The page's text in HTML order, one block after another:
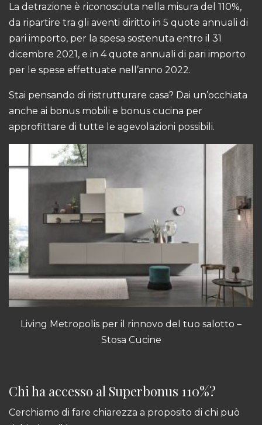
La detrazione è riconosciuta nella misura del 110%,
da ripartire tra gli aventi diritto in 5 quote annuali di
pari importo, per la spesa sostenuta entro il 31
dicembre 2021, e in 4 quote annuali di pari importo
per le spese effettuate nell’anno 2022.
Stai pensando di ristrutturare casa? Dai un’occhiata
anche ai bonus mobili e bonus cucina per
approfittare di tutte le agevolazioni possibili.
Living Metropolis per il rinnovo del tuo salotto –
Stosa Cucine
Chi ha accesso al Superbonus 110%?
Cerchiamo di fare chiarezza a proposito di chi può